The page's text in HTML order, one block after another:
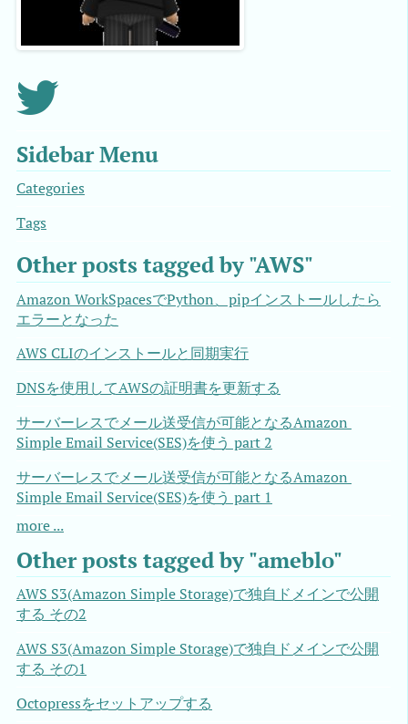
Sidebar Menu
Categories
Tags
Other posts tagged by "AWS"
Amazon WorkSpacesでPython、pipインストールしたら
エラーとなった
AWS CLIのインストールと同期実行
DNSを使用してAWSの証明書を更新する
サーバーレスでメール送受信が可能となるAmazon
Simple Email Service(SES)を使う part 2
サーバーレスでメール送受信が可能となるAmazon
Simple Email Service(SES)を使う part 1
more ...
Other posts tagged by "ameblo"
AWS S3(Amazon Simple Storage)で独自ドメインで公開
する その2
AWS S3(Amazon Simple Storage)で独自ドメインで公開
する その1
Octopressをセットアップする